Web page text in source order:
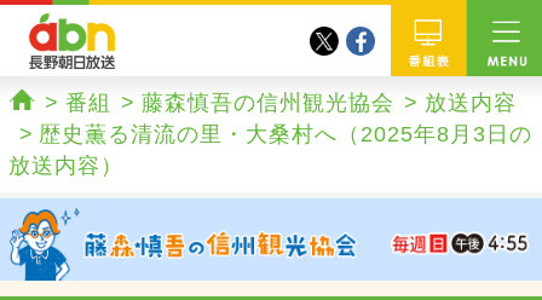
番組
twitterfacebook
ホーム
番組 藤森慎吾の信州観光協会
放送内容
歴史薫る清流の里・大桑村へ（2025年8月3日の
放送内容）